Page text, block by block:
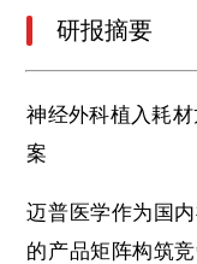
研报摘要
神经外科植入耗
案
迈普医学作为国
的产品矩阵构筑